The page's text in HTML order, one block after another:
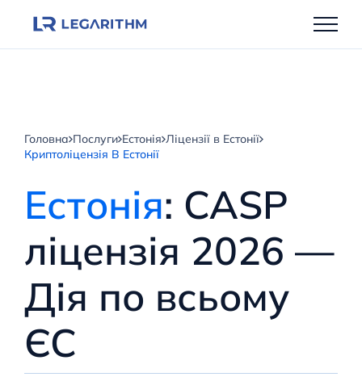
Головна Послуги Естонія Ліцензії в Естонії
Криптоліцензія В Естонії
Естонія: CASP
ліцензія 2026 —
Дія по всьому
ЄС